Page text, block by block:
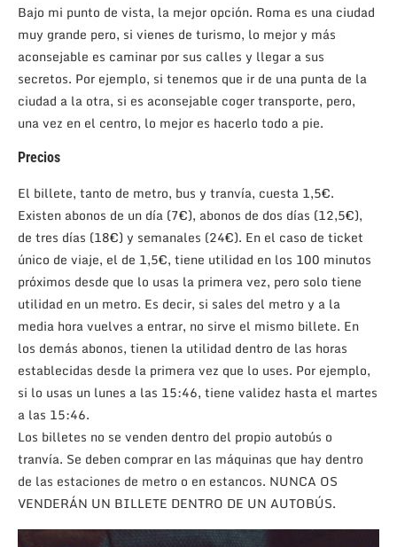
Bajo mi punto de vista, la mejor opción. Roma es una ciudad
muy grande pero, si vienes de turismo, lo mejor y más
aconsejable es caminar por sus calles y llegar a sus
secretos. Por ejemplo, si tenemos que ir de una punta de la
ciudad a la otra, si es aconsejable coger transporte, pero,
una vez en el centro, lo mejor es hacerlo todo a pie.
Precios
El billete, tanto de metro, bus y tranvía, cuesta 1,5€.
Existen abonos de un día (7€), abonos de dos días (12,5€),
de tres días (18€) y semanales (24€). En el caso de ticket
único de viaje, el de 1,5€, tiene utilidad en los 100 minutos
próximos desde que lo usas la primera vez, pero solo tiene
utilidad en un metro. Es decir, si sales del metro y a la
media hora vuelves a entrar, no sirve el mismo billete. En
los demás abonos, tienen la utilidad dentro de las horas
establecidas desde la primera vez que lo uses. Por ejemplo,
si lo usas un lunes a las 15:46, tiene validez hasta el martes
a las 15:46.
Los billetes no se venden dentro del propio autobús o
tranvía. Se deben comprar en las máquinas que hay dentro
de las estaciones de metro o en estancos. NUNCA OS
VENDERÁN UN BILLETE DENTRO DE UN AUTOBÚS.